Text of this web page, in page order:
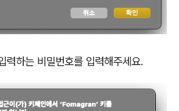
력하는 비밀번호를 입력해주세요.